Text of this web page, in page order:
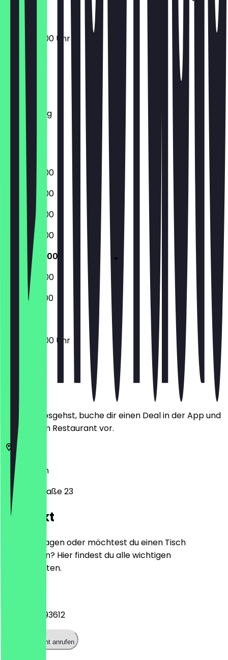
06:00 - 18:00 Uhr
Montag
Dienstag
Mittwoch
Donnerstag
Freitag
Samstag
Sonntag
06:00 - 18:00
06:00 - 18:00
06:00 - 18:00
06:00 - 18:00
06:00 - 18:00
06:30 - 14:00
07:00 - 12:00
06:00 - 18:00 Uhr
Bevor du losgehst, buche dir einen Deal in der App und
zeige ihn im Restaurant vor.
10717
Berlin
Güntzelstraße 23
Kontakt
Hast du Fragen oder möchtest du einen Tisch
reservieren? Hier findest du alle wichtigen
Kontaktdaten.
+493086393612
Restaurant anrufen